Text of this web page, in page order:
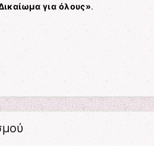
για όλους».